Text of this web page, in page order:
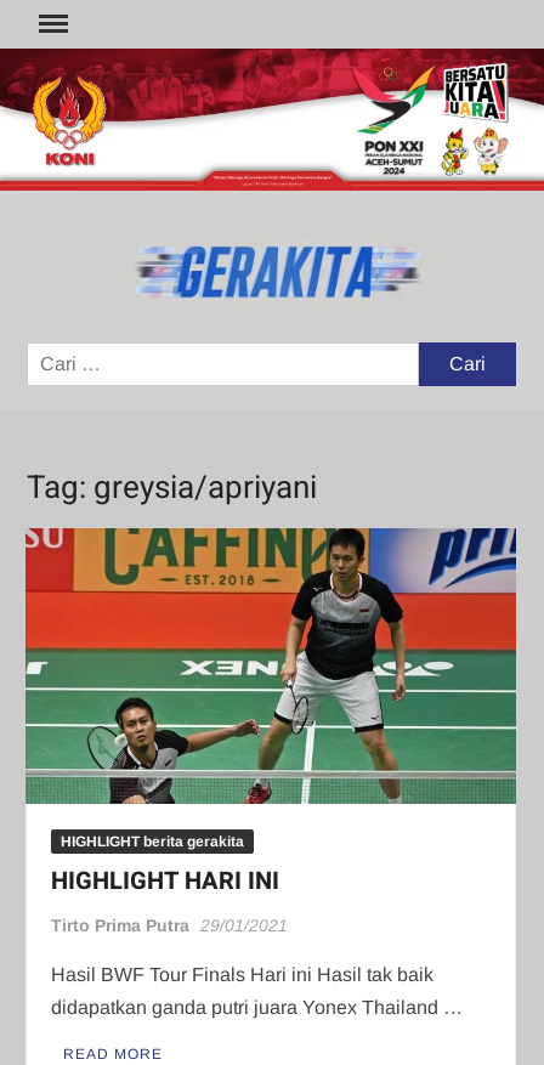
to
content
Olahraga
Cari
untuk:
Tag: greysia/apriyani
HIGHLIGHT berita gerakita
HIGHLIGHT HARI INI
Tirto Prima Putra 29/01/2021
Hasil BWF Tour Finals Hari ini Hasil tak baik
didapatkan ganda putri juara Yonex Thailand …
READ MORE